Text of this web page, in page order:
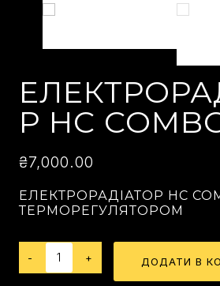
Р HC
₴7,000.00
ЕЛЕКТРОРАДІАТОР HC
ТЕРМОРЕГУЛЯТОРОМ
ДОДАТИ В